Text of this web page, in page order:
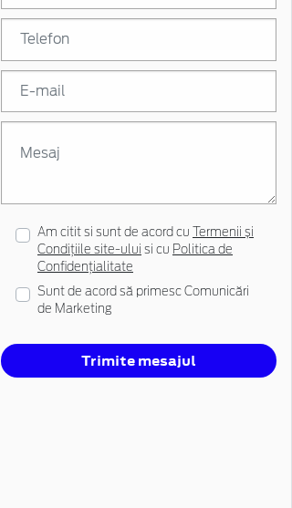
Am citit si sunt de acord cu
Termenii și
Condițiile site-ului si cu Politica de
Confidențialitate
Sunt de acord să primesc Comunicări
de Marketing
Trimite mesajul